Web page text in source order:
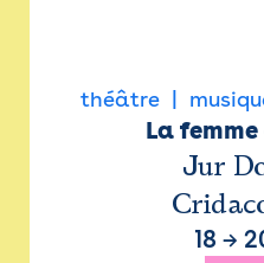
théâtre
La
Jur
18 →